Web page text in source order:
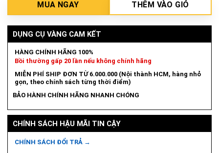
MUA NGAY THÊM VÀO GIỎ
DỤNG CỤ VÀNG CAM KẾT
HÀNG CHÍNH HÃNG 100%
Bồi thường gấp 20 lần nếu không chính hãng
MIỄN PHÍ SHIP ĐƠN TỪ 6.000.000 (Nội thành HCM, hàng nhỏ
gọn, theo chính sách từng thời điểm)
BẢO HÀNH CHÍNH HÃNG NHANH CHÓNG
CHÍNH SÁCH HẬU MÃI TIN CẬY
CHÍNH SÁCH ĐỔI TRẢ →